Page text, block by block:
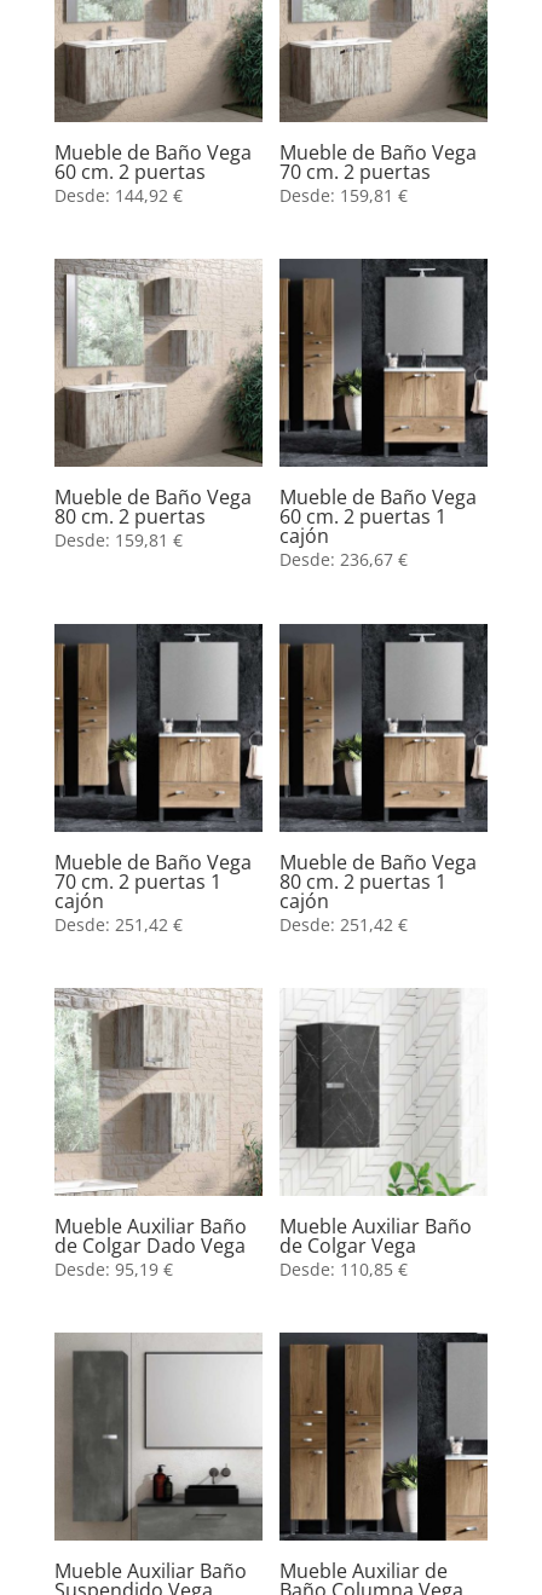
Mueble de Baño Vega
60 cm. 2 puertas
Desde: 144,92 €
Mueble de Baño Vega
70 cm. 2 puertas
Desde: 159,81€
Mueble de Baño Vega
80 cm. 2 puertas
Desde: 159,81 €
Mueble de Baño Vega
60 cm. 2 puertas 1
cajón
Desde:236,67€
Mueble de Baño Vega
70 cm. 2 puertas 1
cajón
Desde: 251,42 €
Mueble de Baño Vega
80 cm. 2 puertas 1
cajón
Desde: 251,42€
Mueble Auxiliar Baño
de Colgar Dado Vega
Desde: 95,19 €
Mueble Auxiliar Baño
de Colgar Vega
Desde: 110,85€
Mueble Auxiliar Baño Mueble Auxiliar de